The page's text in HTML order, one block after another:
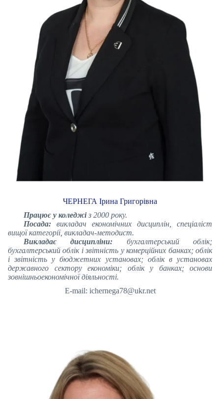
ЧЕРНЕГА Ірина Григорівна
Працює у коледжіз 2000 року.
Посада:
викладач економічних дисциплін, спеціаліст
вищої категорії, викладач-методист.
Викладає дисципліни: бухгалтерський облік;
бухгалтерський облік і звітність у комерційних банках; облік
і звітність у бюджетних установах; облік в установах
державного сектору економіки; облік у банках; основи
зовнішньоекономічної діяльності.
E-mail: ichernega78@ukr.net